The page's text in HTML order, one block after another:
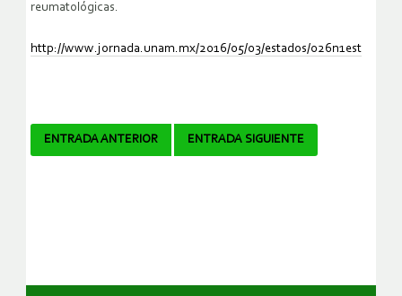
reumatológicas.
http://www.jornada.unam.mx/2016/05/03/estados/026n1est
Navegador
ENTRADA ANTERIOR ENTRADA SIGUIENTE